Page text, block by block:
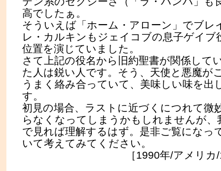
高でしたぁ。
そういえば「ホーム・アローン」でブレ
レ・カルキンもジェイコブの息子ゲイブ
位置を演じていました。
さて上記の役名から旧約聖書が関係して
た人は鋭い人です。そう、天使と悪魔が
うまく絡み合っていて、美味しい味を出
す。
初見の場合、ラストに近づくにつれて微
らなくなってしまうかもしれませんが、
で見れば理解するはず。是非ご覧になっ
いて考えてみてください。
［1990年/アメリカ/1時